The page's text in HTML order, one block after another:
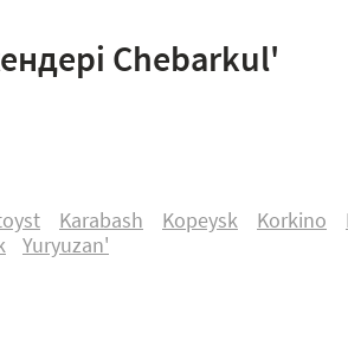
Chebarkul'
Karabash Kopeysk Korkino
Yuryuzan'